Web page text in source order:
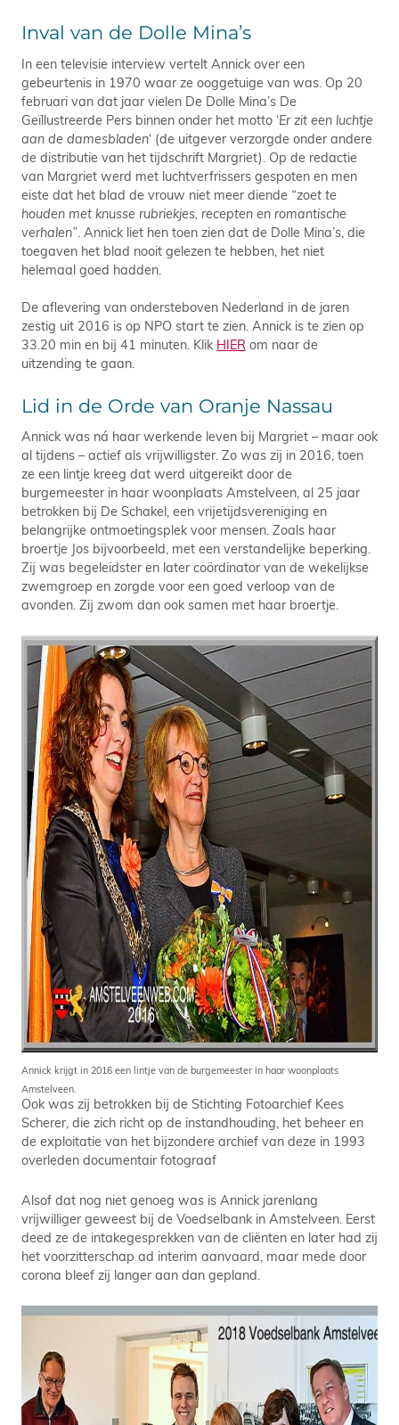
Inval van de Dolle Mina’s
In een televisie interview vertelt Annick over een
gebeurtenis in 1970 waar ze ooggetuige van was. Op 20
februari van dat jaar vielen De Dolle Mina’s De
Geïllustreerde Pers binnen onder het motto ‘Er zit een luchtje
aan de damesbladen‘ (de uitgever verzorgde onder andere
de distributie van het tijdschrift Margriet). Op de redactie
van Margriet werd met luchtverfrissers gespoten en men
eiste dat het blad de vrouw niet meer diende “zoet te
houden met knusse rubriekjes, recepten en romantische
verhalen” . Annick liet hen toen zien dat de Dolle Mina’s, die
toegaven het blad nooit gelezen te hebben, het niet
helemaal goed hadden.
De aflevering van ondersteboven Nederland in de jaren
zestig uit 2016 is op NPO start te zien. Annick is te zien op
33.20 min en bij 41 minuten. Klik HIER om naar de
uitzending te gaan.
Lid in de Orde van Oranje Nassau
Annick was ná haar werkende leven bij Margriet – maar ook
al tijdens – actief als vrijwilligster. Zo was zij in 2016, toen
ze een lintje kreeg dat werd uitgereikt door de
burgemeester in haar woonplaats Amstelveen, al 25 jaar
betrokken bij De Schakel, een vrijetijdsvereniging en
belangrijke ontmoetingsplek voor mensen. Zoals haar
broertje Jos bijvoorbeeld, met een verstandelijke beperking.
Zij was begeleidster en later coördinator van de wekelijkse
zwemgroep en zorgde voor een goed verloop van de
avonden. Zij zwom dan ook samen met haar broertje.
Annick krijgt in 2016 een lintje van de burgemeester in haar woonplaats
Amstelveen.
Ook was zij betrokken bij de Stichting Fotoarchief Kees
Scherer, die zich richt op de instandhouding, het beheer en
de exploitatie van het bijzondere archief van deze in 1993
overleden documentair fotograaf
Alsof dat nog niet genoeg was is Annick jarenlang
vrijwilliger geweest bij de Voedselbank in Amstelveen. Eerst
deed ze de intakegesprekken van de cliënten en later had zij
het voorzitterschap ad interim aanvaard, maar mede door
corona bleef zij langer aan dan gepland.